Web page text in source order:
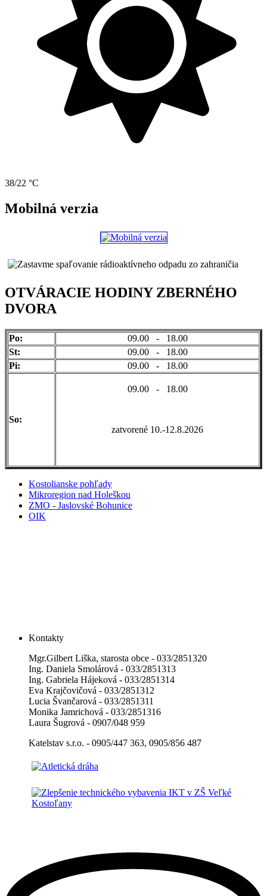
38/22 °C
Mobilná verzia
OTVÁRACIE HODINY ZBERNÉHO
DVORA
Po:
09.00 - 18.00
St:
09.00 - 18.00
Pi:
09.00 - 18.00
So:
09.00 - 18.00
zatvorené 10.-12.8.2026
Kostolianske pohľady
Mikroregion nad Holeškou
ZMO - Jaslovské Bohunice
OIK
Kontakty
Mgr.Gilbert Liška, starosta obce - 033/2851320
Ing. Daniela Smolárová - 033/2851313
Ing. Gabriela Hájeková - 033/2851314
Eva Krajčovičová - 033/2851312
Lucia Švančarová - 033/2851311
Monika Jamrichová - 033/2851316
Laura Šugrová - 0907/048 959
Katelstav s.r.o. - 0905/447 363, 0905/856 487